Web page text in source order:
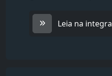
Leia na integra